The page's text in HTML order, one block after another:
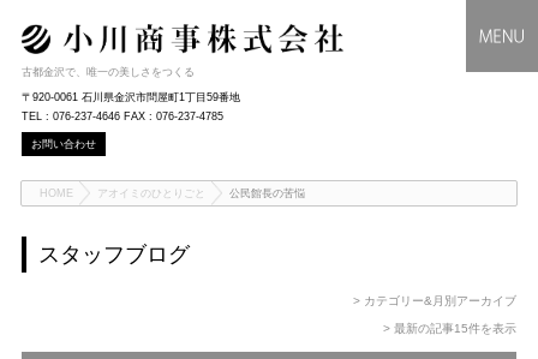
古都金沢で、唯一の美しさをつくる
〒920-0061 石川県金沢市問屋町1丁目59番地
TEL : 076-237-4646 FAX : 076-237-4785
お問い合わせ
HOME アオイミのひとりごと 公民館長の苦悩
スタッフブログ
> カテゴリー&月別アーカイブ
> 最新の記事15件を表示